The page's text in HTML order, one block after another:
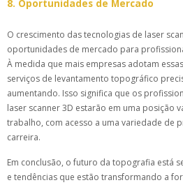
8. Oportunidades de Mercado
O crescimento das tecnologias de laser
oportunidades de mercado para
À medida que mais empresas adotam
serviços de levantamento topográfico
aumentando. Isso significa que os
laser scanner 3D estarão em uma posição
trabalho, com acesso a uma variedade de
carreira.
Em conclusão, o futuro da topografia está
e tendências que estão transformando a